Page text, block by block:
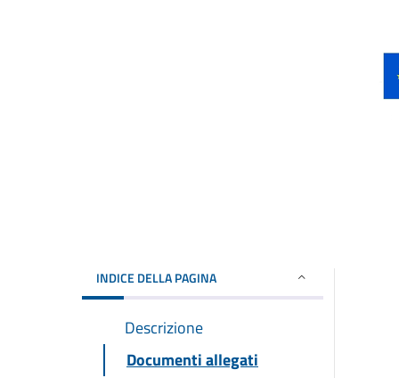
INDICE DELLA PAGINA
Descrizione
Documenti allegati